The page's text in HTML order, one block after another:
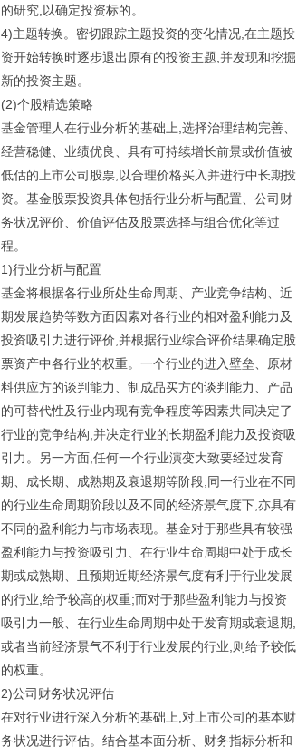
的研究,以确定投资标的。
4)主题转换。密切跟踪主题投资的变化情况,在主题投
资开始转换时逐步退出原有的投资主题,并发现和挖掘
新的投资主题。
(2)个股精选策略
基金管理人在行业分析的基础上,选择治理结构完善、
经营稳健、业绩优良、具有可持续增长前景或价值被
低估的上市公司股票,以合理价格买入并进行中长期投
资。基金股票投资具体包括行业分析与配置、公司财
务状况评价、价值评估及股票选择与组合优化等过
程。
1)行业分析与配置
基金将根据各行业所处生命周期、产业竞争结构、近
期发展趋势等数方面因素对各行业的相对盈利能力及
投资吸引力进行评价,并根据行业综合评价结果确定股
票资产中各行业的权重。一个行业的进入壁垒、原材
料供应方的谈判能力、制成品买方的谈判能力、产品
的可替代性及行业内现有竞争程度等因素共同决定了
行业的竞争结构,并决定行业的长期盈利能力及投资吸
引力。另一方面,任何一个行业演变大致要经过发育
期、成长期、成熟期及衰退期等阶段,同一行业在不同
的行业生命周期阶段以及不同的经济景气度下,亦具有
不同的盈利能力与市场表现。基金对于那些具有较强
盈利能力与投资吸引力、在行业生命周期中处于成长
期或成熟期、且预期近期经济景气度有利于行业发展
的行业,给予较高的权重;而对于那些盈利能力与投资
吸引力一般、在行业生命周期中处于发育期或衰退期,
或者当前经济景气不利于行业发展的行业,则给予较低
的权重。
2)公司财务状况评估
在对行业进行深入分析的基础上,对上市公司的基本财
务状况进行评估。结合基本面分析、财务指标分析和